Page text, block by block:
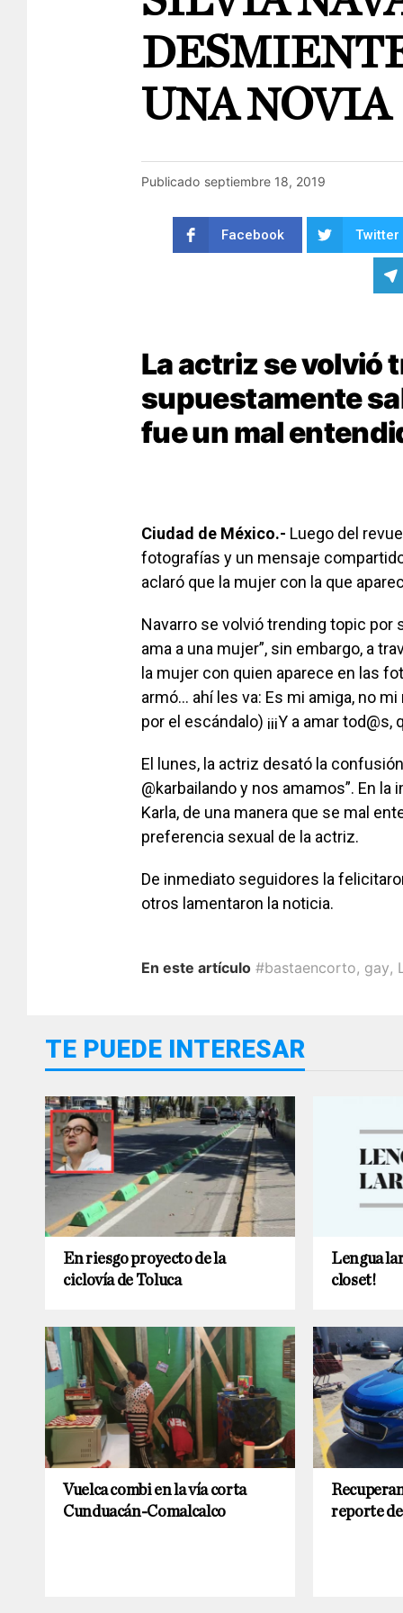
UNA NOVIA
Publicado septiembre 18, 2019
Facebook Twitter
La actriz se volvió
supuestamente
fue un mal
Ciudad de México.- Luego del
fotografías y un mensaje
aclaró que la mujer con la que
Navarro se volvió trending topic por
ama a una mujer”, sin embargo, a
la mujer con quien aparece en las
armó… ahí les va: Es mi amiga, no
por el escándalo) ¡¡¡Y a amar
El lunes, la actriz desató la
@karbailando y nos amamos”. En la
Karla, de una manera que se mal
preferencia sexual de la actriz.
De inmediato seguidores la
otros lamentaron la noticia.
En este artículo #bastaencorto, gay,
TE PUEDE INTERESAR
En riesgo proyecto de la
ciclovía de Toluca
Lengua
closet!
Vuelca combi en la vía corta
Cunduacán-Comalcalco
reporte